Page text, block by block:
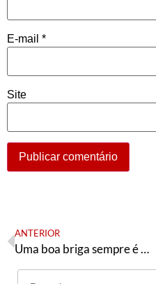
E-mail *
Site
ANTERIOR
Uma boa briga sempre é melhor que um mau acordo – a tática do PT em BH